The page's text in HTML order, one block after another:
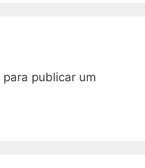
para publicar um